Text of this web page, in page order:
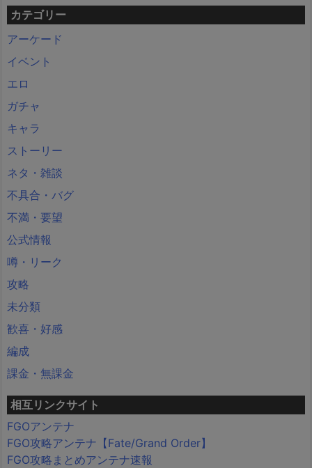
カテゴリー
アーケード
イベント
エロ
ガチャ
キャラ
ストーリー
ネタ・雑談
不具合・バグ
不満・要望
公式情報
噂・リーク
攻略
未分類
歓喜・好感
編成
課金・無課金
相互リンクサイト
FGOアンテナ
FGO攻略アンテナ【Fate/Grand Order】
FGO攻略まとめアンテナ速報